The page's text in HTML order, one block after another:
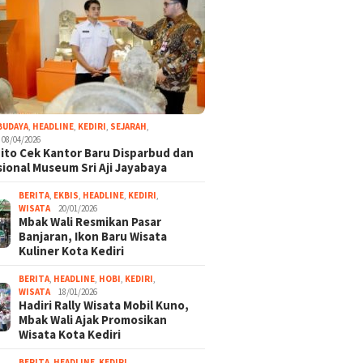
, HEADLINE, KEDIRI, SEJARAH,
08/04/2026
Cek Kantor Baru Disparbud dan
Museum Sri Aji Jayabaya
BERITA, EKBIS, HEADLINE, KEDIRI,
WISATA
20/01/2026
Mbak Wali Resmikan Pasar
Banjaran, Ikon Baru Wisata
Kuliner Kota Kediri
BERITA, HEADLINE, HOBI, KEDIRI,
WISATA
18/01/2026
Hadiri Rally Wisata Mobil Kuno,
Mbak Wali Ajak Promosikan
Wisata Kota Kediri